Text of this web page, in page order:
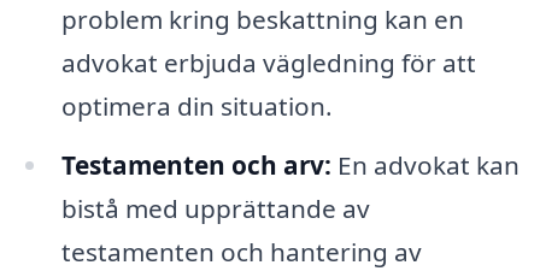
problem kring beskattning kan en
advokat erbjuda vägledning för att
optimera din situation.
Testamenten och arv: En advokat kan
bistå med upprättande av
testamenten och hantering av